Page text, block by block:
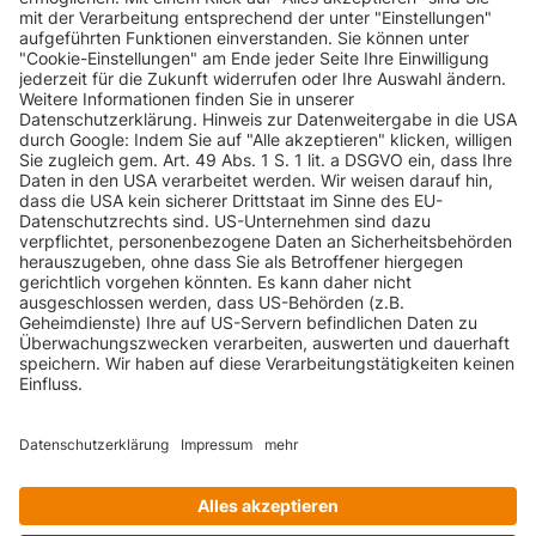
demand
AUDI A1 (8X)
A1 1.4 TFSI
Sportback
cylinder on
demand
150 PS
AUDI A1 (8X)
A1 1.4 TFSI
Sportback S
tronic
185 PS
AUDI A1 (8X) A1 1.6 TDI
AUDI A1 (8X) A1 1.6 TDI 90 PS
AUDI A1 (8X) A1 1.6 TDI 116 PS
Sportback
A1 (8X)
A1 1.6 TDI
Sportback
INFORMATIONEN
KUNDENSERVICE
INFORMATIONEN
ZAHLUNGSARTEN
KONTAKT
GEPRÜFTE QUALITÄT
VERSANDARTEN